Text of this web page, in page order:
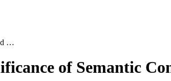
…
of Semantic